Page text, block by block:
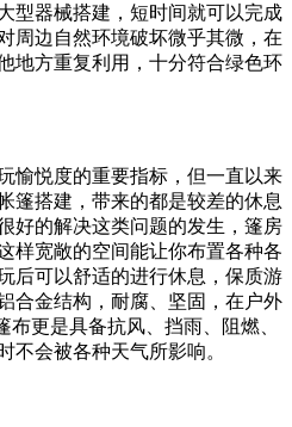
型器械搭建，短时间就可以完成
周边自然环境破坏微乎其微，在
地方重复利用，十分符合绿色环
愉悦度的重要指标，但一直以来
篷搭建，带来的都是较差的休息
好的解决这类问题的发生，篷房
样宽敞的空间能让你布置各种各
后可以舒适的进行休息，保质游
合金结构，耐腐、坚固，在户外
布更是具备抗风、挡雨、阻燃、
不会被各种天气所影响。